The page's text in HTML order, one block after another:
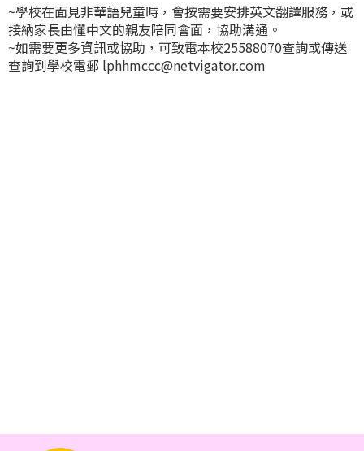
~學校在面見非華語兒童時，會按需要安排英文翻譯服務，或
接納家長由懂中文的親友陪同會面，協助溝通。
~如需要更多資訊或協助，可致電本校25588070查詢或傳送
查詢到學校電郵 lphhmccc@netvigator.com